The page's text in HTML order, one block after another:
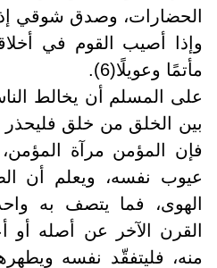
الحضارات، وصدق شوقي
وإذا أصيب القوم في
مأتمًا وعويلًا(6).
على المسلم أن يخالط
بين الخلق من خلق فليحذر
فإن المؤمن مرآة
عيوب نفسه، ويعلم أن
الهوى، فما يتصف به
القرن الآخر عن أصله
منه، فليتفقّد نفسه